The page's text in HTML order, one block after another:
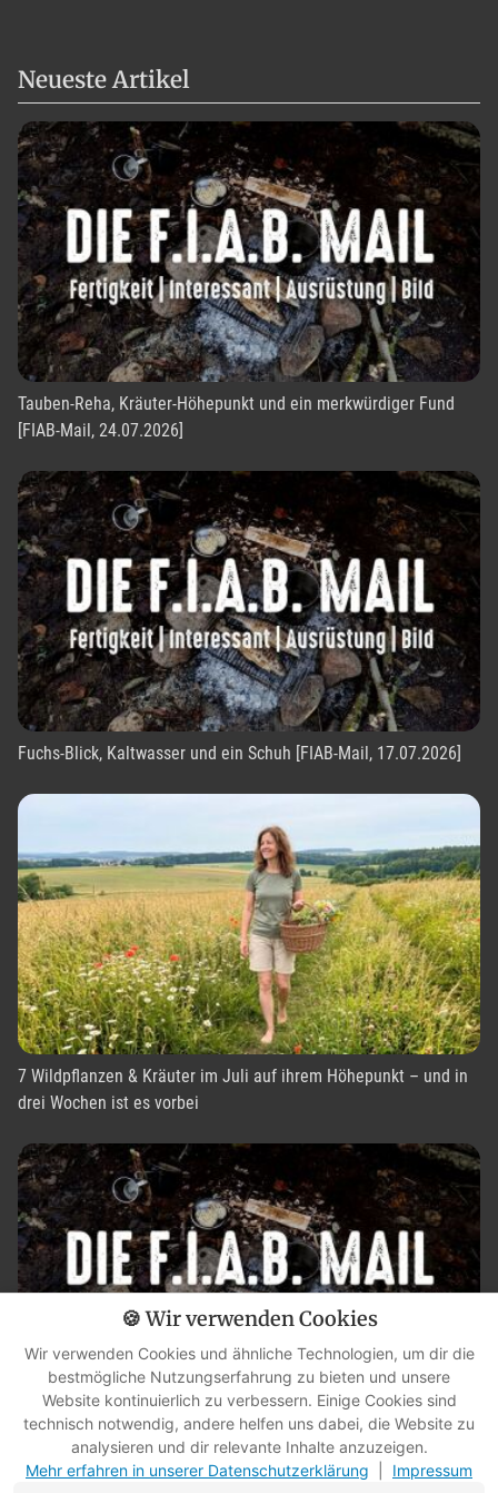
Neueste Artikel
Tauben-Reha, Kräuter-Höhepunkt und ein merkwürdiger Fund
[FIAB-Mail, 24.07.2026]
Fuchs-Blick, Kaltwasser und ein Schuh [FIAB-Mail, 17.07.2026]
7 Wildpflanzen & Kräuter im Juli auf ihrem Höhepunkt – und in
drei Wochen ist es vorbei
Nur Unkraut? Diese Pflanze kann mehr, als du denkst [FIAB-Mail,
10.07.2026]
🍪 Wir verwenden Cookies
Wir verwenden Cookies und ähnliche Technologien, um dir die
bestmögliche Nutzungserfahrung zu bieten und unsere
Website kontinuierlich zu verbessern. Einige Cookies sind
technisch notwendig, andere helfen uns dabei, die Website zu
analysieren und dir relevante Inhalte anzuzeigen.
Mehr erfahren in unserer Datenschutzerklärung
Impressum